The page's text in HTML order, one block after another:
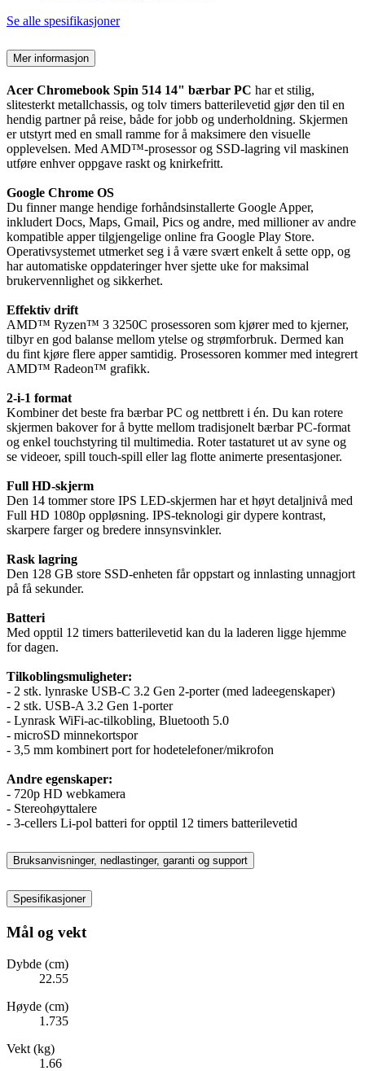
Se alle spesifikasjoner
Mer informasjon
Acer Chromebook Spin 514 14" bærbar PC har et stilig,
slitesterkt metallchassis, og tolv timers batterilevetid gjør den til en
hendig partner på reise, både for jobb og underholdning. Skjermen
er utstyrt med en small ramme for å maksimere den visuelle
opplevelsen. Med AMD™-prosessor og SSD-lagring vil maskinen
utføre enhver oppgave raskt og knirkefritt.
Google Chrome OS
Du finner mange hendige forhåndsinstallerte Google Apper,
inkludert Docs, Maps, Gmail, Pics og andre, med millioner av andre
kompatible apper tilgjengelige online fra Google Play Store.
Operativsystemet utmerket seg i å være svært enkelt å sette opp, og
har automatiske oppdateringer hver sjette uke for maksimal
brukervennlighet og sikkerhet.
Effektiv drift
AMD™ Ryzen™ 3 3250C prosessoren som kjører med to kjerner,
tilbyr en god balanse mellom ytelse og strømforbruk. Dermed kan
du fint kjøre flere apper samtidig. Prosessoren kommer med integrert
AMD™ Radeon™ grafikk.
2-i-1 format
Kombiner det beste fra bærbar PC og nettbrett i én. Du kan rotere
skjermen bakover for å bytte mellom tradisjonelt bærbar PC-format
og enkel touchstyring til multimedia. Roter tastaturet ut av syne og
se videoer, spill touch-spill eller lag flotte animerte presentasjoner.
Full HD-skjerm
Den 14 tommer store IPS LED-skjermen har et høyt detaljnivå med
Full HD 1080p oppløsning. IPS-teknologi gir dypere kontrast,
skarpere farger og bredere innsynsvinkler.
Rask lagring
Den 128 GB store SSD-enheten får oppstart og innlasting unnagjort
på få sekunder.
Batteri
Med opptil 12 timers batterilevetid kan du la laderen ligge hjemme
for dagen.
Tilkoblingsmuligheter:
- 2 stk. lynraske USB-C 3.2 Gen 2-porter (med ladeegenskaper)
- 2 stk. USB-A 3.2 Gen 1-porter
- Lynrask WiFi-ac-tilkobling, Bluetooth 5.0
- microSD minnekortspor
- 3,5 mm kombinert port for hodetelefoner/mikrofon
Andre egenskaper:
- 720p HD webkamera
- Stereohøyttalere
- 3-cellers Li-pol batteri for opptil 12 timers batterilevetid
Bruksanvisninger, nedlastinger, garanti og support
Spesifikasjoner
Mål og vekt
Dybde (cm)
22.55
Høyde (cm)
1.735
Vekt (kg)
1.66